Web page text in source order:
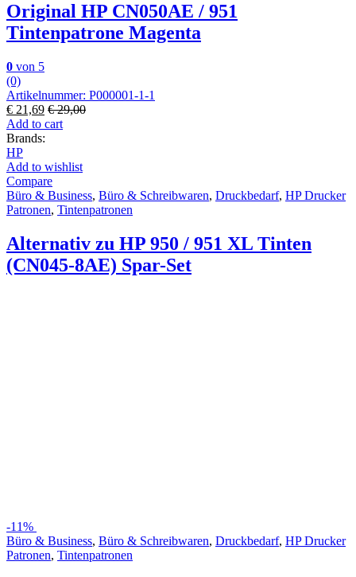
Original HP CN050AE / 951
Tintenpatrone Magenta
0 von 5
(0)
Artikelnummer: P000001-1-1
€ 21,69 €29,00
Add to cart
Brands:
HP
Add to wishlist
Compare
Büro & Business, Büro & Schreibwaren, Druckbedarf, HP Drucker
Patronen, Tintenpatronen
Alternativ zu HP 950 / 951 XL Tinten
(CN045-8AE) Spar-Set
-11%
Büro & Business, Büro & Schreibwaren, Druckbedarf, HP Drucker
Patronen, Tintenpatronen